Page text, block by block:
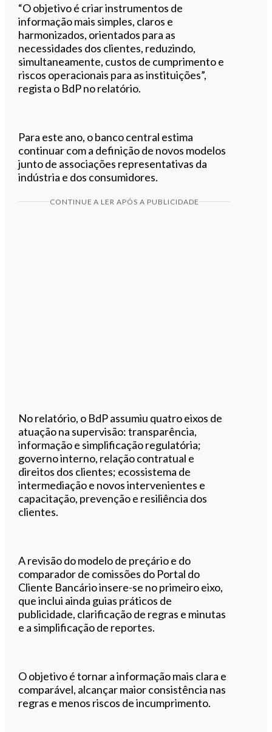
“O objetivo é criar instrumentos de
informação mais simples, claros e
harmonizados, orientados para as
necessidades dos clientes, reduzindo,
simultaneamente, custos de cumprimento e
riscos operacionais para as instituições”,
regista o BdP no relatório.
Para este ano, o banco central estima
continuar com a definição de novos modelos
junto de associações representativas da
indústria e dos consumidores.
CONTINUE A LER APÓS A PUBLICIDADE
No relatório, o BdP assumiu quatro eixos de
atuação na supervisão: transparência,
informação e simplificação regulatória;
governo interno, relação contratual e
direitos dos clientes; ecossistema de
intermediação e novos intervenientes e
capacitação, prevenção e resiliência dos
clientes.
A revisão do modelo de preçário e do
comparador de comissões do Portal do
Cliente Bancário insere-se no primeiro eixo,
que inclui ainda guias práticos de
publicidade, clarificação de regras e minutas
e a simplificação de reportes.
O objetivo é tornar a informação mais clara e
comparável, alcançar maior consistência nas
regras e menos riscos de incumprimento.